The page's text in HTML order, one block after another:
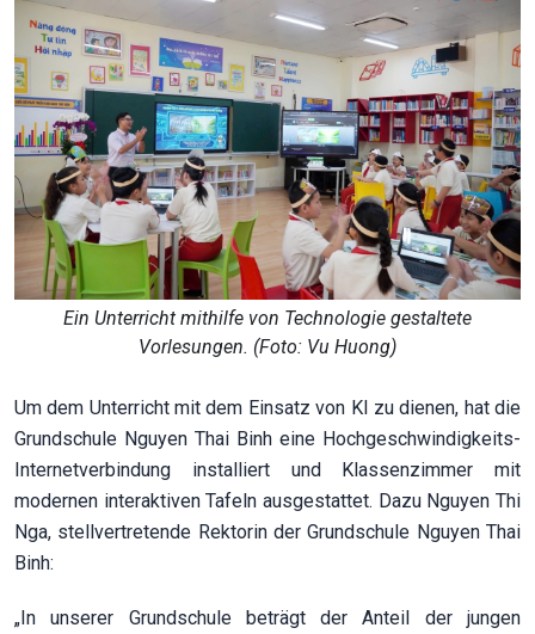
Ein Unterricht mithilfe von Technologie gestaltete
Vorlesungen. (Foto: Vu Huong)
Um dem Unterricht mit dem Einsatz von KI zu dienen, hat die
Grundschule Nguyen Thai Binh eine Hochgeschwindigkeits-
Internetverbindung installiert und Klassenzimmer mit
modernen interaktiven Tafeln ausgestattet. Dazu Nguyen Thi
Nga, stellvertretende Rektorin der Grundschule Nguyen Thai
Binh:
„In unserer Grundschule beträgt der Anteil der jungen